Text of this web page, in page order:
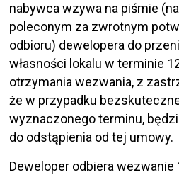
nabywca wzywa na piśmie
poleconym za zwrotnym
odbioru) dewelopera do
własności lokalu w terminie
otrzymania wezwania, z
że w przypadku
wyznaczonego terminu,
do odstąpienia od tej umowy.
Deweloper odbiera wezwanie